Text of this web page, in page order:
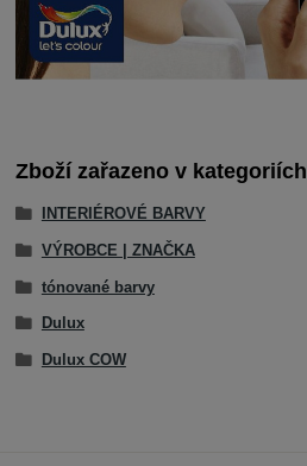
Zboží zařazeno v kategoriích
INTERIÉROVÉ BARVY
VÝROBCE | ZNAČKA
tónované barvy
Dulux
Dulux COW